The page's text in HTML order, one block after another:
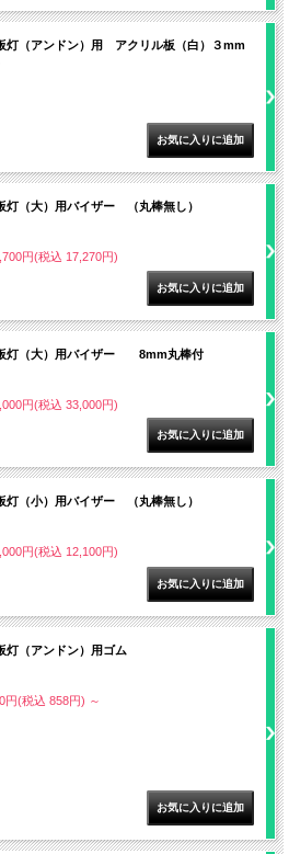
灯（アンドン）用 アクリル板（白）３mm
灯（大）用バイザー （丸棒無し）
円(税込 17,270円)
灯（大）用バイザー 8mm丸棒付
円(税込 33,000円)
灯（小）用バイザー （丸棒無し）
円(税込 12,100円)
灯（アンドン）用ゴム
円(税込 858円) ～